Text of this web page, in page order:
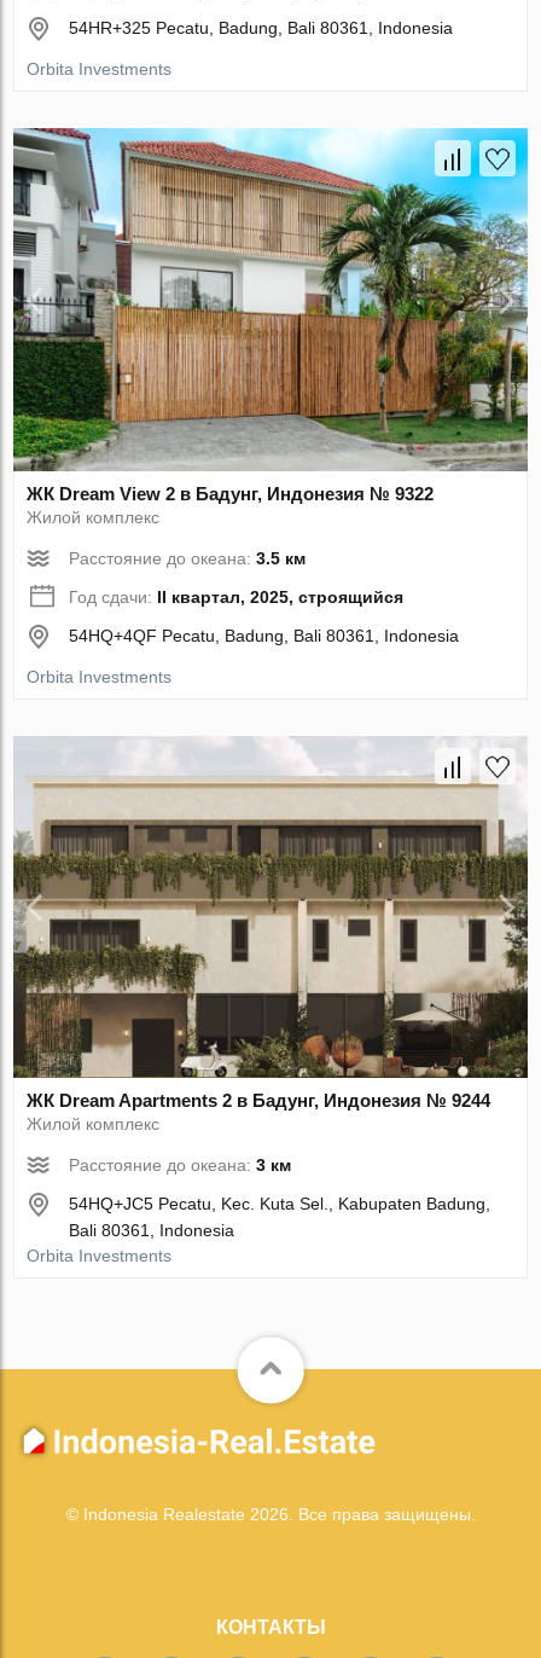
54HR+325 Pecatu, Badung, Bali 80361, Indonesia
Orbita Investments
ЖК Dream View 2 в Бадунг, Индонезия № 9322
Жилой комплекс
Расстояние до океана:3.5 км
Год сдачи: II квартал, 2025, строящийся
54HQ+4QF Pecatu, Badung, Bali 80361, Indonesia
Orbita Investments
ЖК Dream Apartments 2 в Бадунг, Индонезия № 9244
Жилой комплекс
Расстояние до океана:3 км
54HQ+JC5 Pecatu, Kec. Kuta Sel., Kabupaten Badung,
Bali 80361, Indonesia
Orbita Investments
© Indonesia Realestate 2026. Все права защищены.
КОНТАКТЫ